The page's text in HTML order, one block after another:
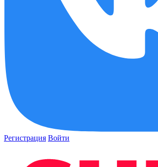
Регистрация Войти